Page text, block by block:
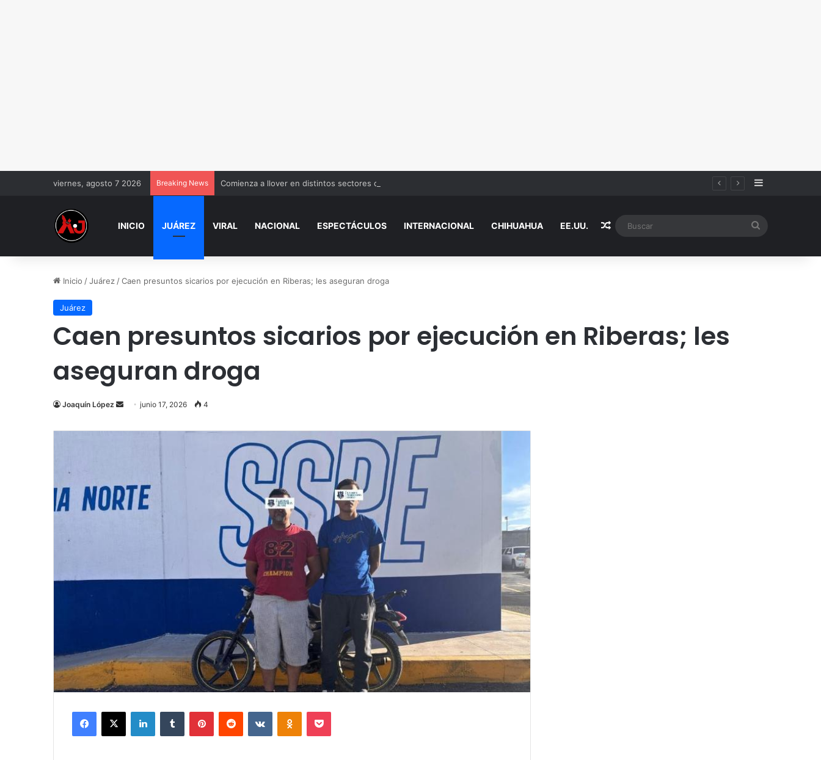
viernes, agosto 7 2026 Breaking News Comienza a llover en distintos sectores de Juárez Sidebar
INICIO JUÁREZ VIRAL NACIONAL ESPECTÁCULOS INTERNACIONAL CHIHUAHUA EE.UU. Random Article
Inicio /Juárez /Caen presuntos sicarios por ejecución en Riberas; les aseguran droga
Juárez
Caen presuntos sicarios por ejecución en Riberas; les
aseguran droga
Joaquín López
Send
email
junio 17, 2026 4
Facebook
X LinkedInTumblr PinterestReddit VKontakteOdnoklassniki
Pocket